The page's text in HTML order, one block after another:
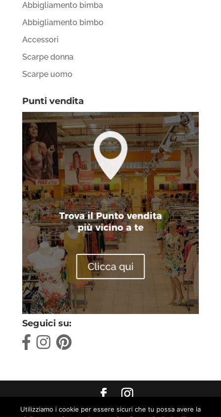
Abbigliamento bimba
Abbigliamento bimbo
Accessori
Scarpe donna
Scarpe uomo
Punti vendita
Seguici su:
Max World s.r.l. Strada Pratoboschiero, 4 Fraz.
Utilizziamo i cookie per essere sicuri che tu possa avere la